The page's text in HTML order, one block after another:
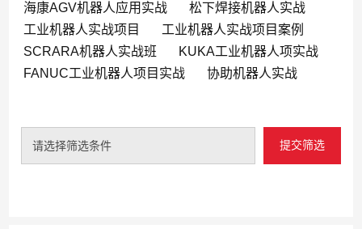
海康AGV机器人应用实战
松下焊接机器人实战
工业机器人实战项目
工业机器人实战项目案例
SCRARA机器人实战班
KUKA工业机器人项实战
FANUC工业机器人项目实战
协助机器人实战
请选择筛选条件 提交筛选